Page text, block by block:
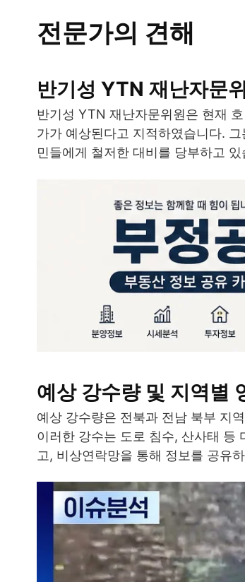
전문가의 견해
반기성 YTN 재난자문
반기성 YTN 재난자문위원은 현재
가가 예상된다고 지적하였습니다.
민들에게 철저한 대비를 당부하고 있
예상 강수량 및 지역별
예상 강수량은 전북과 전남 북부 지
이러한 강수는 도로 침수, 산사태 등
고, 비상연락망을 통해 정보를 공유